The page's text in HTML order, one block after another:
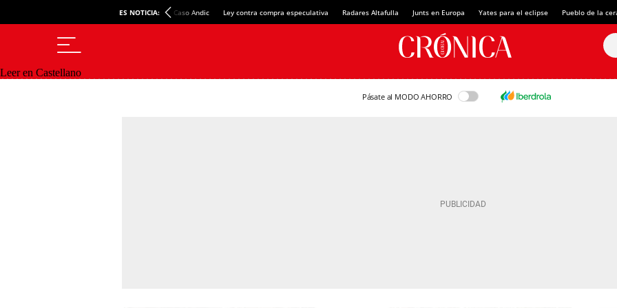
ES NOTICIA: Caso Andic Ley contra compra especulativa Radares Altafulla Junts en Europa Yates para el eclipse Pueblo de la
Leer en Castellano
Pásate al MODO AHORRO